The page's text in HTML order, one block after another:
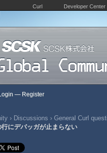
Curl Developer Center
— Register
› Discussions › General Curl
にデバッガが止まらない